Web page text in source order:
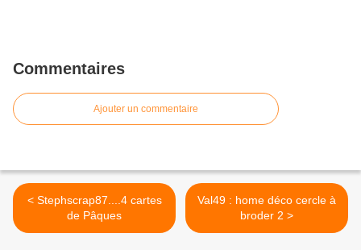
Commentaires
Ajouter un commentaire
< Stephscrap87....4 cartes
de Pâques
Val49 : home déco cercle à
broder 2 >